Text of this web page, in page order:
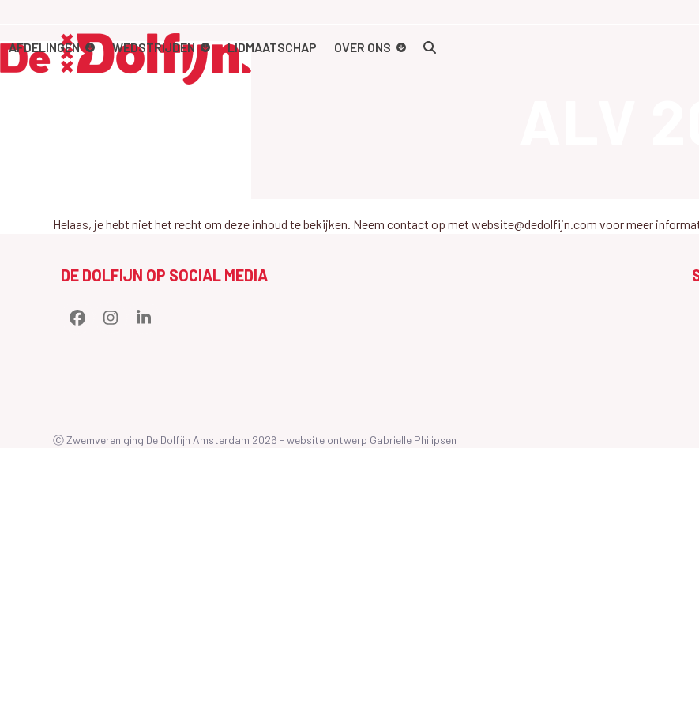
content
AFDELINGEN WEDSTRIJDEN LIDMAATSCHAP OVER ONS
Helaas, je hebt niet het recht om deze inhoud te bekijken. Neem contact op met website@dedolfijn.com voor meer
DE DOLFIJN OP SOCIAL MEDIA
Facebook
InstagramLinkedIn
Ⓒ Zwemvereniging De Dolfijn Amsterdam 2026 - website ontwerp Gabrielle Philipsen